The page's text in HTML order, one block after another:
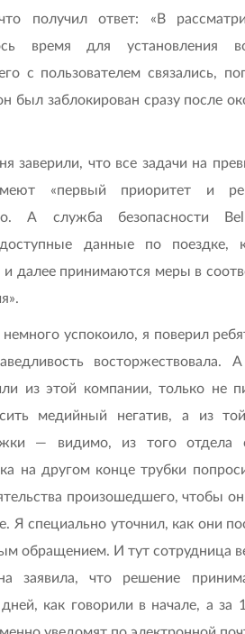
получил ответ: «В
время для установления
с пользователем связались,
был заблокирован сразу после
заверили, что все задачи на
«первый приоритет и
А служба безопасности
данные по поездке,
и далее принимаются меры в
немного успокоило, я поверил
восторжествовала. А
из этой компании, только не
медийный негатив, а из
— видимо, из того отдела
на другом конце трубки
произошедшего, чтобы
Я специально уточнил, как они
обращением. И тут сотрудница
заявила, что решение
как говорили в начале, а за